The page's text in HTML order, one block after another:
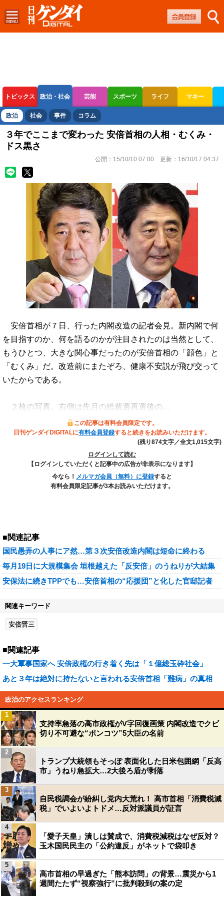
トピックス 政治・社会 芸能 スポーツ ライフ マネー
ボートレース 競輪 オートレース
政治 社会 事件 コラム
３年でここまで変わった 安倍首相の人相・むくみ・
ドス黒さ
公開： 15/10/10 07:00 更新： 16/10/17 04:37
安倍首相が７日、行った内閣改造の記者会見。新内閣で何
を目指すのか、何を語るのかが注目されたのは当然として、
もうひとつ、大きな関心事だったのが安倍首相の「顔色」と
「むくみ」だ。改造前にまたぞろ、健康不安説が飛び交って
いたからである。
２枚の写真。右側は先月の総裁選再選後の…
この記事は有料会員限定です。
日刊ゲンダイDIGITALに有料会員登録すると続きをお読みいただけます。
(残り874文字／全文1,015文字)
ログインして読む
【ログインしていただくと記事中の広告が非表示になります】
今なら！ メルマガ会員（無料）に登録すると
有料会員限定記事が3本お読みいただけます。
■関連記事
国民愚弄の人事にア然…第３次安倍改造内閣は短命に終わる
毎月19日に大規模集会 垣根越えた「反安倍」のうねりが大結集
安保法に続きTPPでも…安倍首相の“応援団”と化した官邸記者
関連キーワード
安倍晋三
■関連記事
一大軍事国家へ 安倍政権の行き着く先は「１億総玉砕社会」
あと３年は絶対に持たないと言われる安倍首相「難病」の真相
政治のアクセスランキング
支持率急落の高市政権がV字回復画策 内閣改造でクビ
切り不可避な“ポンコツ”5大臣の名前
1
トランプ大統領もそっぽ 表面化した日米包囲網「反高
市」うねり急拡大…2大後ろ盾が剥落
2
自民税調会が紛糾し党内大荒れ！ 高市首相「消費税減
税」でいよいよトドメ…反対派議員が証言
3
「愛子天皇」潰しは賛成で、消費税減税はなぜ反対？
玉木国民民主の「公約違反」がネットで袋叩き
4
高市首相の早過ぎた「熊本訪問」の背景…震災から1
週間たたず“視察強行”に批判殺到の案の定
5